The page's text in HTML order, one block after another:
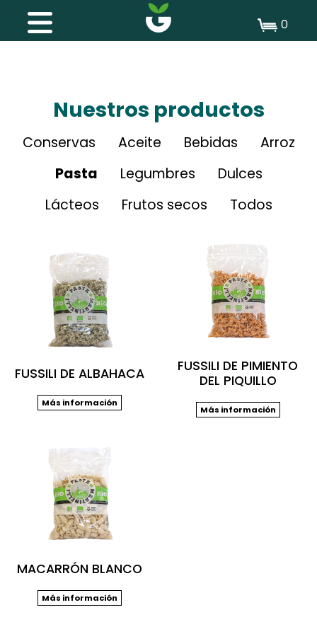
0
Nuestros productos
Conservas Aceite Bebidas
Arroz
Pasta
Legumbres
Dulces
Lácteos
Frutos secos Todos
FUSSILI DE ALBAHACA
Más información
FUSSILI DE PIMIENTO
DEL PIQUILLO
Más información
MACARRÓN BLANCO
Más información